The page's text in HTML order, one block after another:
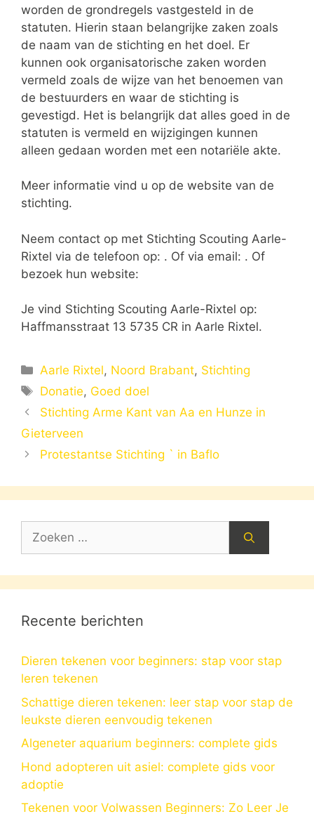
worden de grondregels vastgesteld in de
statuten. Hierin staan belangrijke zaken zoals
de naam van de stichting en het doel. Er
kunnen ook organisatorische zaken worden
vermeld zoals de wijze van het benoemen van
de bestuurders en waar de stichting is
gevestigd. Het is belangrijk dat alles goed in de
statuten is vermeld en wijzigingen kunnen
alleen gedaan worden met een notariële akte.
Meer informatie vind u op de website van de
stichting.
Neem contact op met Stichting Scouting Aarle-
Rixtel via de telefoon op: . Of via email: . Of
bezoek hun website:
Je vind Stichting Scouting Aarle-Rixtel op:
Haffmansstraat 13 5735 CR in Aarle Rixtel.
Categorieën
Aarle Rixtel, Noord Brabant, Stichting
Tags
Donatie, Goed doel
Stichting Arme Kant van Aa en Hunze in
Gieterveen
Protestantse Stichting ` in Baflo
Zoek
Recente berichten
Dieren tekenen voor beginners: stap voor stap
leren tekenen
Schattige dieren tekenen: leer stap voor stap de
leukste dieren eenvoudig tekenen
Algeneter aquarium beginners: complete gids
Hond adopteren uit asiel: complete gids voor
adoptie
Tekenen voor Volwassen Beginners: Zo Leer Je